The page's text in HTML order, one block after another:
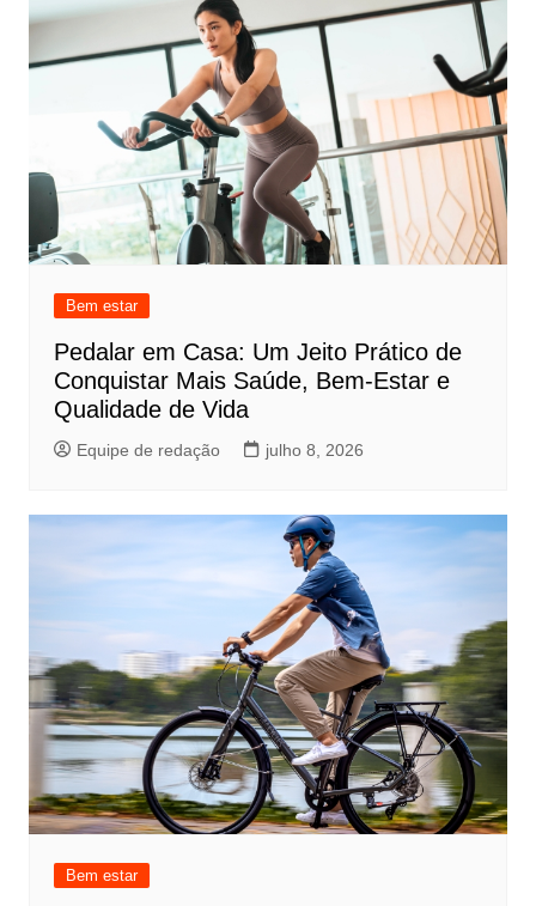
Bem estar
Pedalar em Casa: Um Jeito Prático de
Conquistar Mais Saúde, Bem-Estar e
Qualidade de Vida
Equipe de redação julho 8, 2026
Bem estar